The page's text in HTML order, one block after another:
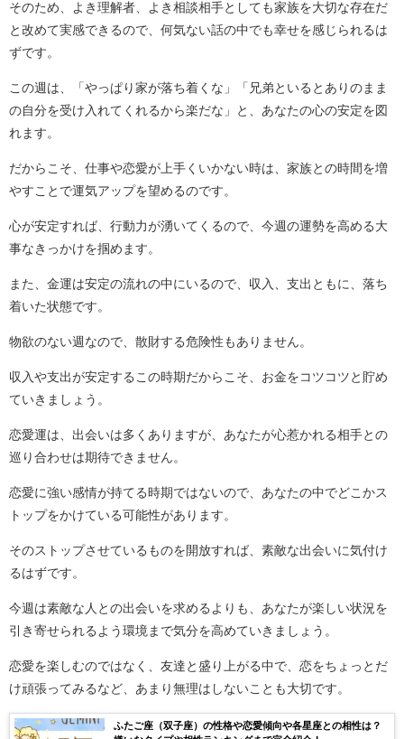
そのため、よき理解者、よき相談相手としても家族を大切な存在だ
と改めて実感できるので、何気ない話の中でも幸せを感じられるは
ずです。
この週は、「やっぱり家が落ち着くな」「兄弟といるとありのまま
の自分を受け入れてくれるから楽だな」と、あなたの心の安定を図
れます。
だからこそ、仕事や恋愛が上手くいかない時は、家族との時間を増
やすことで運気アップを望めるのです。
心が安定すれば、行動力が湧いてくるので、今週の運勢を高める大
事なきっかけを掴めます。
また、金運は安定の流れの中にいるので、収入、支出ともに、落ち
着いた状態です。
物欲のない週なので、散財する危険性もありません。
収入や支出が安定するこの時期だからこそ、お金をコツコツと貯め
ていきましょう。
恋愛運は、出会いは多くありますが、あなたが心惹かれる相手との
巡り合わせは期待できません。
恋愛に強い感情が持てる時期ではないので、あなたの中でどこかス
トップをかけている可能性があります。
そのストップさせているものを開放すれば、素敵な出会いに気付け
るはずです。
今週は素敵な人との出会いを求めるよりも、あなたが楽しい状況を
引き寄せられるよう環境まで気分を高めていきましょう。
恋愛を楽しむのではなく、友達と盛り上がる中で、恋をちょっとだ
け頑張ってみるなど、あまり無理はしないことも大切です。
ふたご座（双子座）の性格や恋愛傾向や各星座との相性は？